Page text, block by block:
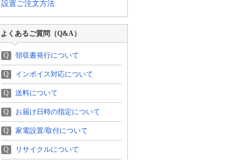
設置ご注文方法
よくあるご質問（Q&A）
Q 領収書発行について
Q インボイス対応について
Q 送料について
Q お届け日時の指定について
Q 家電設置/取付について
Q リサイクルについて